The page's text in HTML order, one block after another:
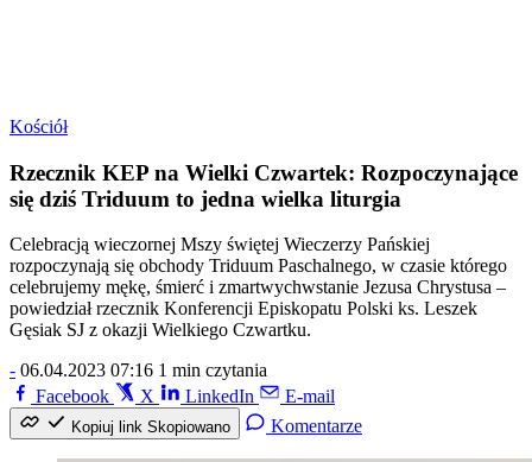
Kościół
Rzecznik KEP na Wielki Czwartek: Rozpoczynające
się dziś Triduum to jedna wielka liturgia
Celebracją wieczornej Mszy świętej Wieczerzy Pańskiej
rozpoczynają się obchody Triduum Paschalnego, w czasie którego
celebrujemy mękę, śmierć i zmartwychwstanie Jezusa Chrystusa –
powiedział rzecznik Konferencji Episkopatu Polski ks. Leszek
Gęsiak SJ z okazji Wielkiego Czwartku.
- 06.04.2023 07:16 1 min czytania
Facebook
X LinkedIn E-mail
Kopiuj link Skopiowano Komentarze